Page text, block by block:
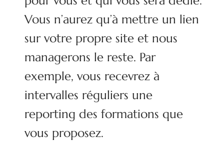
Vous n’aurez qu’à mettre un lien
sur votre propre site et nous
managerons le reste. Par
exemple, vous recevrez à
intervalles réguliers une
reporting des formations que
vous proposez.